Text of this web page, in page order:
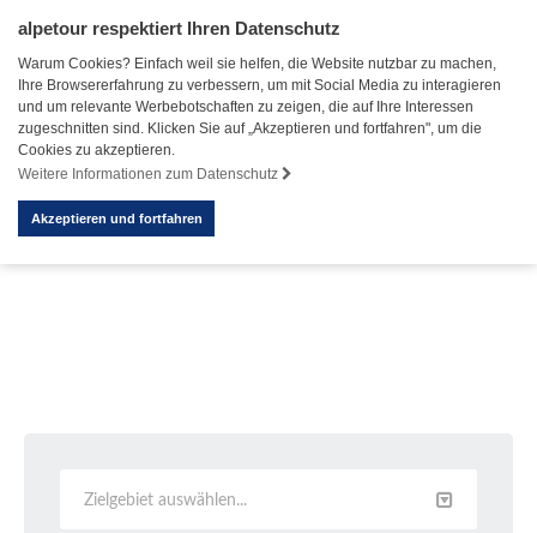
alpetour respektiert Ihren Datenschutz
Warum Cookies? Einfach weil sie helfen, die Website nutzbar zu machen,
Ihre Browsererfahrung zu verbessern, um mit Social Media zu interagieren
und um relevante Werbebotschaften zu zeigen, die auf Ihre Interessen
zugeschnitten sind. Klicken Sie auf „Akzeptieren und fortfahren", um die
Cookies zu akzeptieren.
Weitere Informationen zum Datenschutz
Akzeptieren und fortfahren
Zielgebiet auswählen...